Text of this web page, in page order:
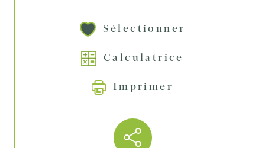
Sélectionner
Calculatrice
Imprimer